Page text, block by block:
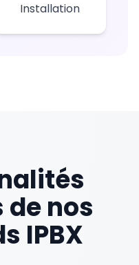
Installation
nos
IPBX